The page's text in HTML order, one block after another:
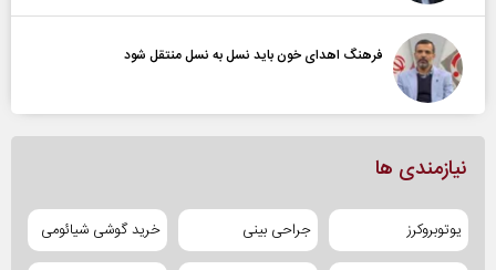
فرهنگ اهدای خون باید نسل به نسل منتقل شود
نیازمندی ها
یوتوبروکرز جراحی بینی خرید گوشی شیائومی